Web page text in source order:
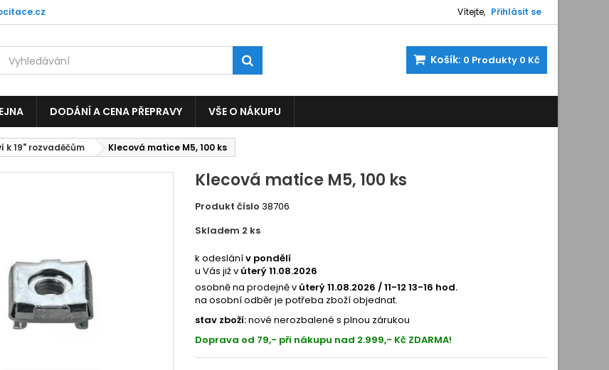
Vítejte, Přihlásit se
Košík: 0 Produkty 0 Kč
DODÁNÍ A CENA PŘEPRAVY VŠE O NÁKUPU
k 19" rozvaděčům Klecová matice M5, 100 ks
Klecová matice M5, 100 ks
Produkt číslo 38706
Skladem 2 ks
k odeslánív pondělí
u Vás již v úterý 11.08.2026
osobně na prodejně v úterý 11.08.2026 / 11-12 13-16 hod.
na osobní odběr je potřeba zboží objednat.
stav zboží:nové nerozbalené s plnou zárukou
Doprava od 79,- při nákupu nad 2.999,- Kč ZDARMA!